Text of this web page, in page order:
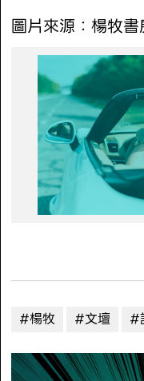
圖片來源：楊牧
#楊牧 #文壇 #